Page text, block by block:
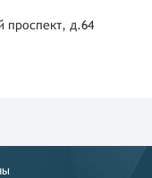
проспект, д.64